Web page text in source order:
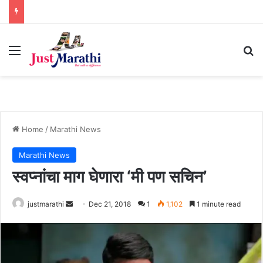
Menu
Home / Marathi News
Marathi News
स्वप्नांचा माग घेणारा ‘मी पण सचिन’
justmarathi
a
Dec 21, 2018 1 1,102 1 minute read